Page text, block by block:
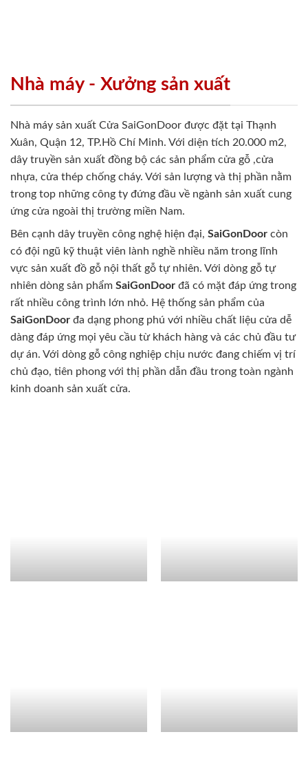
Nhà máy - Xưởng sản xuất
Nhà máy sản xuất Cửa SaiGonDoor được đặt tại Thạnh
Xuân, Quận 12, TP.Hồ Chí Minh. Với diện tích 20.000 m2,
dây truyền sản xuất đồng bộ các sản phẩm cửa gỗ ,cửa
nhựa, cửa thép chống cháy. Với sản lượng và thị phần nằm
trong top những công ty đứng đầu về ngành sản xuất cung
ứng cửa ngoài thị trường miền Nam.
Bên cạnh dây truyền công nghệ hiện đại, SaiGonDoor còn
có đội ngũ kỹ thuật viên lành nghề nhiều năm trong lĩnh
vực sản xuất đồ gỗ nội thất gỗ tự nhiên. Với dòng gỗ tự
nhiên dòng sản phẩm SaiGonDoor đã có mặt đáp ứng trong
rất nhiều công trình lớn nhỏ. Hệ thống sản phẩm của
SaiGonDoor đa dạng phong phú với nhiều chất liệu cửa dễ
dàng đáp ứng mọi yêu cầu từ khách hàng và các chủ đầu tư
dự án. Với dòng gỗ công nghiệp chịu nước đang chiếm vị trí
chủ đạo, tiên phong với thị phần dẫn đầu trong toàn ngành
kinh doanh sản xuất cửa.